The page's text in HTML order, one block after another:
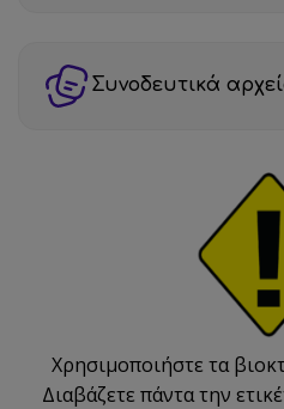
Συνοδευτικά
Χρησιμοποιήστε τα
Διαβάζετε πάντα την